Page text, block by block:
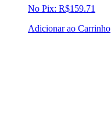
No Pix: R$159.71
Adicionar ao Carrinho